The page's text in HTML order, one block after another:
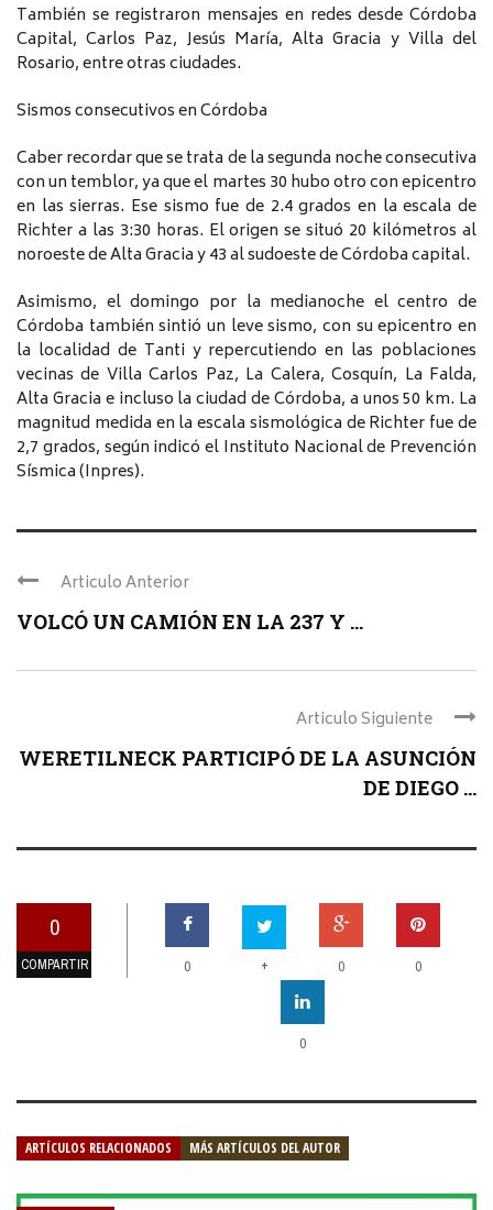
También se registraron mensajes en redes desde Córdoba
Capital, Carlos Paz, Jesús María, Alta Gracia y Villa del
Rosario, entre otras ciudades.
Sismos consecutivos en Córdoba
Caber recordar que se trata de la segunda noche consecutiva
con un temblor, ya que el martes 30 hubo otro con epicentro
en las sierras. Ese sismo fue de 2.4 grados en la escala de
Richter a las 3:30 horas. El origen se situó 20 kilómetros al
noroeste de Alta Gracia y 43 al sudoeste de Córdoba capital.
Asimismo, el domingo por la medianoche el centro de
Córdoba también sintió un leve sismo, con su epicentro en
la localidad de Tanti y repercutiendo en las poblaciones
vecinas de Villa Carlos Paz, La Calera, Cosquín, La Falda,
Alta Gracia e incluso la ciudad de Córdoba, a unos 50 km. La
magnitud medida en la escala sismológica de Richter fue de
2,7 grados, según indicó el Instituto Nacional de Prevención
Sísmica (Inpres).
Articulo Anterior
VOLCÓ UN CAMIÓN EN LA 237 Y ...
Articulo Siguiente
WERETILNECK PARTICIPÓ DE LA ASUNCIÓN
DE DIEGO ...
0
COMPARTIR 0 + 0 0
0
ARTÍCULOS RELACIONADOS MÁS ARTÍCULOS DEL AUTOR